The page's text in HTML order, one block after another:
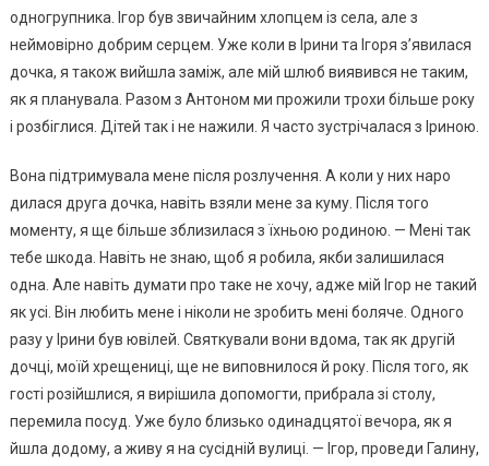
одногрупника. Ігор був звичайним хлопцем із села, але з
неймовірно добрим серцем. Уже коли в Ірини та Ігоря з’явилася
дочка, я також вийшла заміж, але мій шлюб виявився не таким,
як я планувала. Разом з Антоном ми прожили трохи більше року
і розбіглися. Дітей так і не нажили. Я часто зустрічалася з Іриною.
Вона підтримувала мене після розлучення. А коли у них наро
дилася друга дочка, навіть взяли мене за куму. Після того
моменту, я ще більше зблизилася з їхньою родиною. — Мені так
тебе шкода. Навіть не знаю, щоб я робила, якби залишилася
одна. Але навіть думати про таке не хочу, адже мій Ігор не такий
як усі. Він любить мене і ніколи не зробить мені боляче. Одного
разу у Ірини був ювілей. Святкували вони вдома, так як другій
дочці, моїй хрещениці, ще не виповнилося й року. Після того, як
гості розійшлися, я вирішила допомогти, прибрала зі столу,
перемила посуд. Уже було близько одинадцятої вечора, як я
йшла додому, а живу я на сусідній вулиці. — Ігор, проведи Галину,